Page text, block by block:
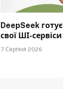
DeepSeek
свої ШІ-сервіси
7 Серпня 2026